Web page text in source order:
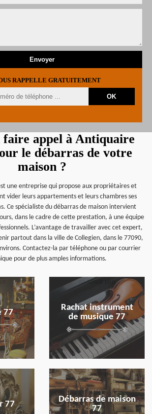
RAPPELLE GRATUITEMENT
appel à Antiquaire
le débarras de votre
maison ?
une entreprise qui propose aux propriétaires et
vider leurs appartements et leurs chambres ses
Ce spécialiste du débarras de maison intervient
dans le cadre de cette prestation, à une équipe
L’avantage de travailler avec cet expert,
partout dans la ville de Collegien, dans le 77090,
Contactez-la par téléphone ou par courrier
pour de plus amples informations.
77
Rachat instrument
de musique 77
en savoir plus
77
Débarras de maison
77
en savoir plus